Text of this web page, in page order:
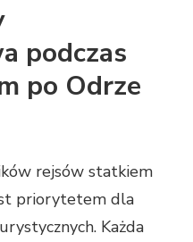
podczas
po Odrze
rejsów statkiem
priorytetem dla
Każda